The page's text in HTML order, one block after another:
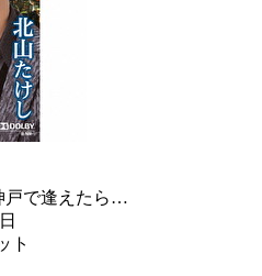
戸で逢えたら…
ト